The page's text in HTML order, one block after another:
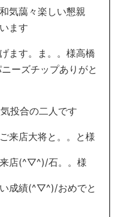
気藹々楽しい懇親
ます
ます。ま。。様高橋
ーズチップありがと
投合の二人です
来店大将と。。と様
店(^▽^)/石。。様
成績(^▽^)/おめでと